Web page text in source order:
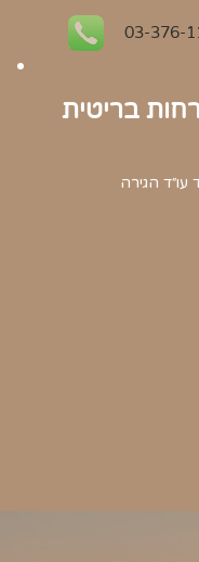
בריטית
עו״ד הגירה
03-376-